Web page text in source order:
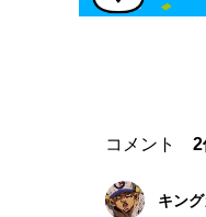
コメント 2
キン